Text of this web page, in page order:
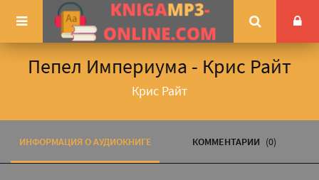
Пепел Империума - Крис Райт
Крис Райт
ИНФОРМАЦИЯ О АУДИОКНИГЕ КОММЕНТАРИИ (0)